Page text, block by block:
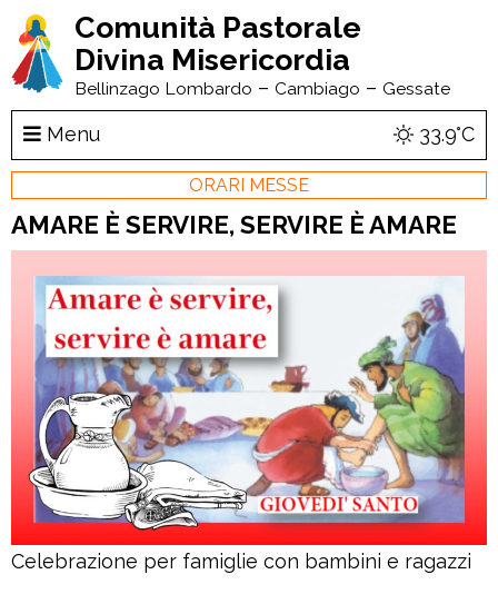
Comunità Pastorale
Divina Misericordia
Bellinzago Lombardo – Cambiago – Gessate
Menu 33.9°C
ORARI MESSE
AMARE È SERVIRE, SERVIRE È AMARE
Celebrazione per famiglie con bambini e ragazzi